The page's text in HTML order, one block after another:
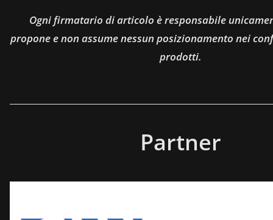
Ogni firmatario di articolo è responsabile
propone e non assume nessun posizionamento nei
prodotti.
Partner